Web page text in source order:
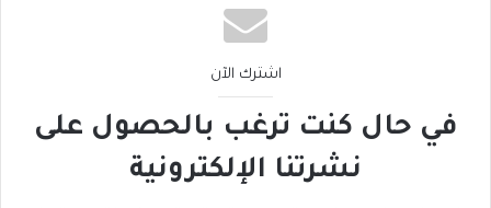
اشترك الآن
في حال كنت ترغب بالحصول على
نشرتنا الإلكترونية